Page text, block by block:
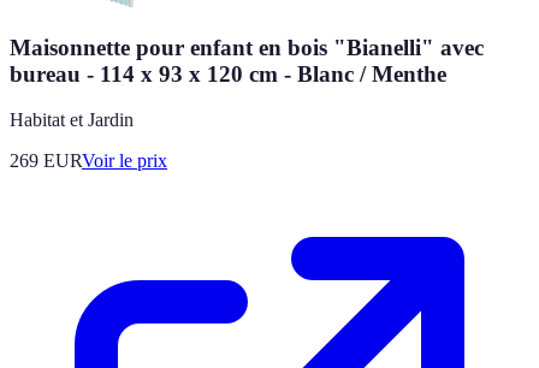
Maisonnette pour enfant en bois "Bianelli" avec
bureau - 114 x 93 x 120 cm - Blanc / Menthe
Habitat et Jardin
269 EURVoir le prix